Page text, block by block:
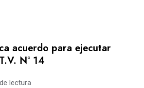
acuerdo para ejecutar
N° 14
lectura